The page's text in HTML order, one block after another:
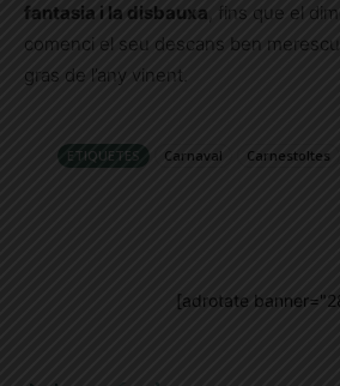
fantasia i la disbauxa , fins que el
comenci el seu descans ben
gras de l’any vinent.
ETIQUETES Carnaval Carnestoltes
[adrotate